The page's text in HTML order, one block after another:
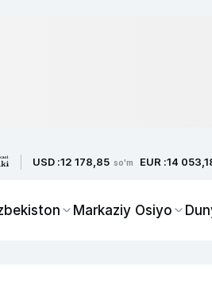
USD :12 178,85 so'm EUR :14
Markaziy Osiyo